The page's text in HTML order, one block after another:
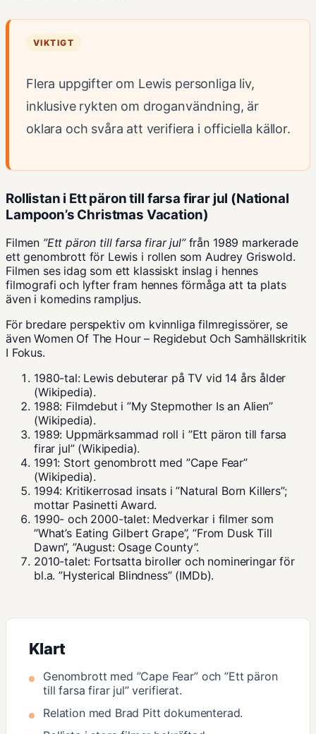
VIKTIGT
Flera uppgifter om Lewis personliga liv,
inklusive rykten om droganvändning, är
oklara och svåra att verifiera i officiella källor.
Rollistan i Ett päron till farsa firar jul (National
Lampoon’s Christmas Vacation)
Filmen ”Ett päron till farsa firar jul”från 1989 markerade
ett genombrott för Lewis i rollen som Audrey Griswold.
Filmen ses idag som ett klassiskt inslag i hennes
filmografi och lyfter fram hennes förmåga att ta plats
även i komedins rampljus.
För bredare perspektiv om kvinnliga filmregissörer, se
ävenWomen Of The Hour – Regidebut Och Samhällskritik
I Fokus.
1980-tal: Lewis debuterar på TV vid 14 års ålder
(Wikipedia).
1988: Filmdebut i ”My Stepmother Is an Alien”
(Wikipedia).
1989: Uppmärksammad roll i ”Ett päron till farsa
firar jul” (Wikipedia).
1991: Stort genombrott med ”Cape Fear”
(Wikipedia).
1994: Kritikerrosad insats i ”Natural Born Killers”;
mottar Pasinetti Award.
1990- och 2000-talet: Medverkar i filmer som
”What’s Eating Gilbert Grape”, ”From Dusk Till
Dawn”, ”August: Osage County”.
2010-talet: Fortsatta biroller och nomineringar för
bl.a. ”Hysterical Blindness” (IMDb).
Klart
Genombrott med ”Cape Fear” och ”Ett päron
till farsa firar jul” verifierat.
Relation med Brad Pitt dokumenterad.